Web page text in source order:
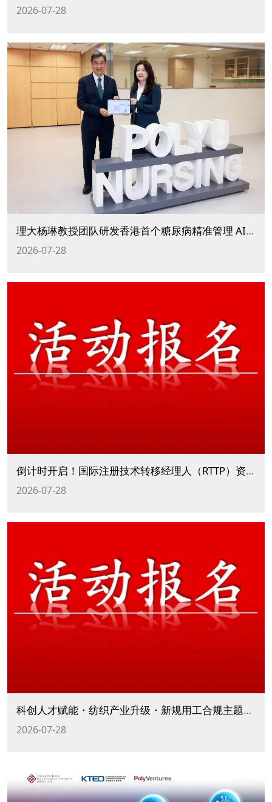
2026-07-28
理大杨琳教授团队研发香港首个糖尿病精准管理 AI Agent 及风险预测模型
2026-07-28
倒计时开启！国际注册技术转移经理人（RTTP）资格认证第四期培训火热报名中！
2026-07-28
科创人才赋能・纺织产业升级・新规用工合规主题沙龙活动
2026-07-28